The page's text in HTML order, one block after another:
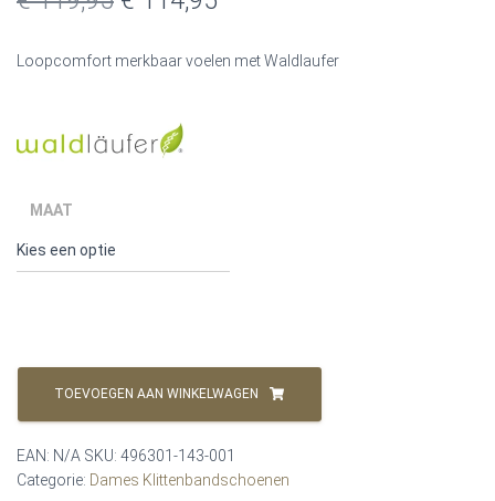
€ 119,95.
Loopcomfort merkbaar voelen met Waldlaufer
MAAT
Waldlaufer
Klittenbandschoenen
496301-
143-
001
TOEVOEGEN AAN WINKELWAGEN
EAN: N/A SKU: 496301-143-001
Categorie: Dames Klittenbandschoenen